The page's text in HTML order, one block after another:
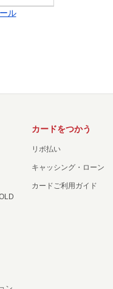
カードをつかう
リボ払い
キャッシング・ローン
カードご利用ガイド